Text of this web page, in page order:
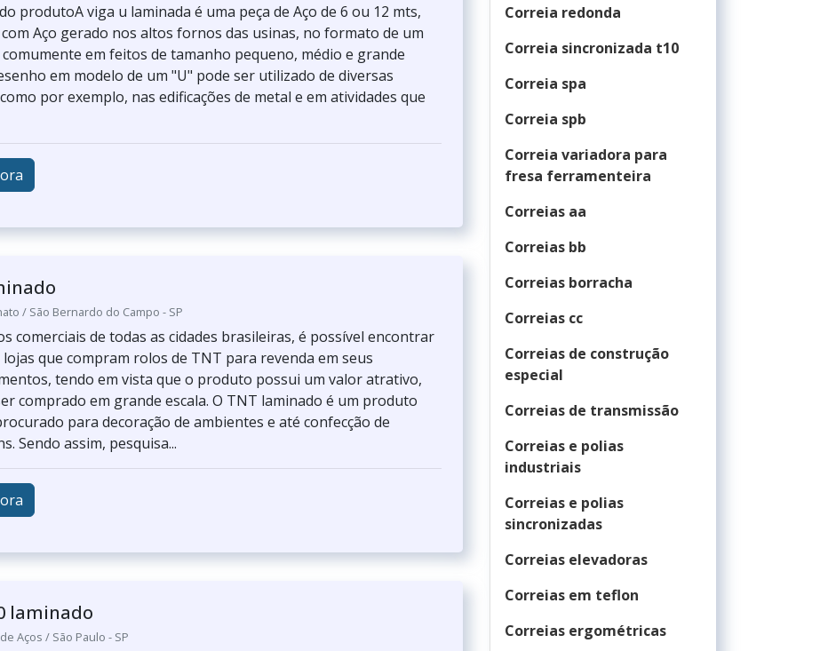
produtoA viga u laminada é uma peça de Aço de 6 ou 12 mts,
Aço gerado nos altos fornos das usinas, no formato de um
comumente em feitos de tamanho pequeno, médio e grande
em modelo de um "U" pode ser utilizado de diversas
por exemplo, nas edificações de metal e em atividades que
/ São Bernardo do Campo - SP
comerciais de todas as cidades brasileiras, é possível encontrar
que compram rolos de TNT para revenda em seus
tendo em vista que o produto possui um valor atrativo,
comprado em grande escala. O TNT laminado é um produto
para decoração de ambientes e até confecção de
Sendo assim, pesquisa...
laminado
Aços / São Paulo - SP
Correia redonda
Correia sincronizada t10
Correia spa
Correia spb
Correia variadora para
fresa ferramenteira
Correias aa
Correias bb
Correias borracha
Correias cc
Correias de construção
especial
Correias de transmissão
Correias e polias
industriais
Correias e polias
sincronizadas
Correias elevadoras
Correias em teflon
Correias ergométricas